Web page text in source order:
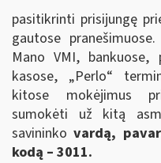
pasitikrinti prisijungę
gautose
Mano VMI, bankuose,
kasose, „Perlo“
kitose mokėjimus
sumokėti už kitą
savininkovardą,
kodą – 3011.